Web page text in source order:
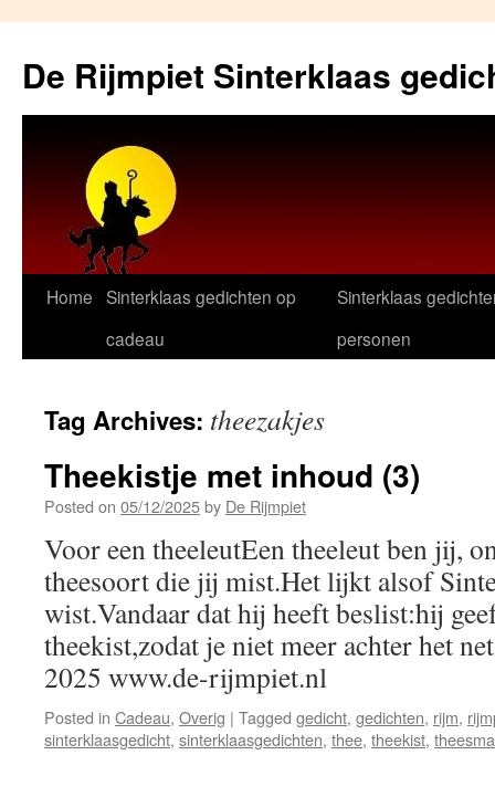
content
De Rijmpiet Sinterklaas
Home Sinterklaas gedichten op
cadeau
Sinterklaas
personen
Tag Archives: theezakjes
Theekistje met inhoud (3)
Posted on 05/12/2025by De Rijmpiet
Voor een theeleutEen theeleut ben jij,
theesoort die jij mist.Het lijkt alsof
wist.Vandaar dat hij heeft beslist:hij
theekist,zodat je niet meer achter het
2025 www.de-rijmpiet.nl
Posted in Cadeau, Overig | Tagged gedicht, gedichten, rijm,
sinterklaasgedicht, sinterklaasgedichten, thee, theekist,